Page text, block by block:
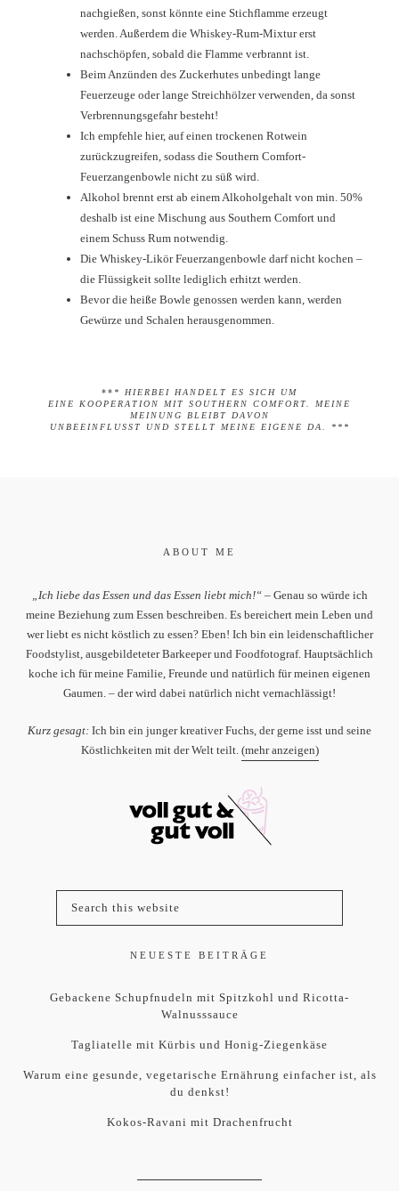
nachgießen, sonst könnte eine Stichflamme erzeugt
werden. Außerdem die Whiskey-Rum-Mixtur erst
nachschöpfen, sobald die Flamme verbrannt ist.
Beim Anzünden des Zuckerhutes unbedingt lange
Feuerzeuge oder lange Streichhölzer verwenden, da sonst
Verbrennungsgefahr besteht!
Ich empfehle hier, auf einen trockenen Rotwein
zurückzugreifen, sodass die Southern Comfort-
Feuerzangenbowle nicht zu süß wird.
Alkohol brennt erst ab einem Alkoholgehalt von min. 50%
deshalb ist eine Mischung aus Southern Comfort und
einem Schuss Rum notwendig.
Die Whiskey-Likör Feuerzangenbowle darf nicht kochen –
die Flüssigkeit sollte lediglich erhitzt werden.
Bevor die heiße Bowle genossen werden kann, werden
Gewürze und Schalen herausgenommen.
** * HIERBEI HANDELT ES SICH UM
EINE KOOPERATION MIT SOUTHERN COMFORT.
MEINE
MEINUNG BLEIBT DAVON
UNBEEINFLUSST UND STELLT MEINE EIGENE DA. ***
ABOUT ME
„Ich liebe das Essen und das Essen liebt mich!“– Genau so würde ich
meine Beziehung zum Essen beschreiben. Es bereichert mein Leben und
wer liebt es nicht köstlich zu essen? Eben! Ich bin ein leidenschaftlicher
Foodstylist, ausgebildeteter Barkeeper und Foodfotograf. Hauptsächlich
koche ich für meine Familie, Freunde und natürlich für meinen eigenen
Gaumen. – der wird dabei natürlich nicht vernachlässigt!
Kurz gesagt: Ich bin ein junger kreativer Fuchs, der gerne isst und seine
Köstlichkeiten mit der Welt teilt. (mehr anzeigen)
NEUESTE BEITRÄGE
Gebackene Schupfnudeln mit Spitzkohl und Ricotta-
Walnusssauce
Tagliatelle mit Kürbis und Honig-Ziegenkäse
Warum eine gesunde, vegetarische Ernährung einfacher ist, als
du denkst!
Kokos-Ravani mit Drachenfrucht